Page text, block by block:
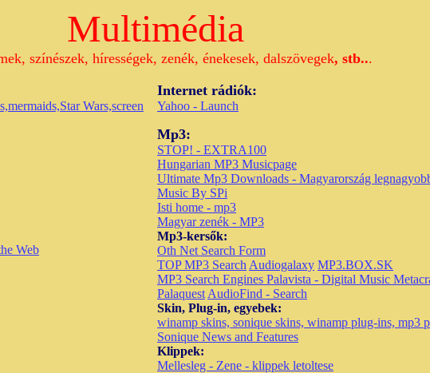
Multimédia
színészek, hírességek, zenék, énekesek, dalszövegek, stb...
Wars,screen
Web
Internet rádiók:
Yahoo - Launch
Mp3:
STOP! - EXTRA100
Hungarian MP3 Musicpage
Ultimate Mp3 Downloads - Magyarország
Music By SPi
Isti home - mp3
Magyar zenék - MP3
Mp3-kersők:
Oth Net Search Form
TOP MP3 Search Audiogalaxy MP3.BOX.SK
MP3 Search Engines Palavista - Digital Music
Palaquest AudioFind - Search
Skin, Plug-in, egyebek:
winamp skins, sonique skins, winamp plug-ins, mp3
Sonique News and Features
Klippek:
Mellesleg - Zene - klippek letoltese